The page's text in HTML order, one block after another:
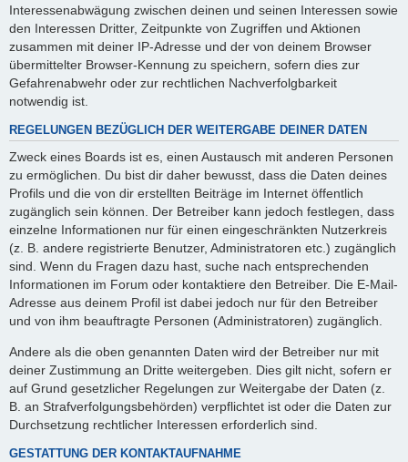
Interessenabwägung zwischen deinen und seinen Interessen sowie
den Interessen Dritter, Zeitpunkte von Zugriffen und Aktionen
zusammen mit deiner IP-Adresse und der von deinem Browser
übermittelter Browser-Kennung zu speichern, sofern dies zur
Gefahrenabwehr oder zur rechtlichen Nachverfolgbarkeit
notwendig ist.
REGELUNGEN BEZÜGLICH DER WEITERGABE DEINER DATEN
Zweck eines Boards ist es, einen Austausch mit anderen Personen
zu ermöglichen. Du bist dir daher bewusst, dass die Daten deines
Profils und die von dir erstellten Beiträge im Internet öffentlich
zugänglich sein können. Der Betreiber kann jedoch festlegen, dass
einzelne Informationen nur für einen eingeschränkten Nutzerkreis
(z. B. andere registrierte Benutzer, Administratoren etc.) zugänglich
sind. Wenn du Fragen dazu hast, suche nach entsprechenden
Informationen im Forum oder kontaktiere den Betreiber. Die E-Mail-
Adresse aus deinem Profil ist dabei jedoch nur für den Betreiber
und von ihm beauftragte Personen (Administratoren) zugänglich.
Andere als die oben genannten Daten wird der Betreiber nur mit
deiner Zustimmung an Dritte weitergeben. Dies gilt nicht, sofern er
auf Grund gesetzlicher Regelungen zur Weitergabe der Daten (z.
B. an Strafverfolgungsbehörden) verpflichtet ist oder die Daten zur
Durchsetzung rechtlicher Interessen erforderlich sind.
GESTATTUNG DER KONTAKTAUFNAHME